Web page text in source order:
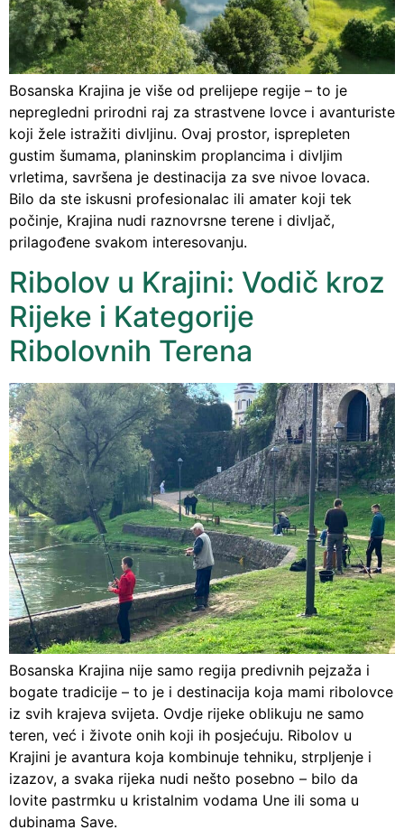
Bosanska Krajina je više od prelijepe regije – to je
nepregledni prirodni raj za strastvene lovce i avanturiste
koji žele istražiti divljinu. Ovaj prostor, isprepleten
gustim šumama, planinskim proplancima i divljim
vrletima, savršena je destinacija za sve nivoe lovaca.
Bilo da ste iskusni profesionalac ili amater koji tek
počinje, Krajina nudi raznovrsne terene i divljač,
prilagođene svakom interesovanju.
Ribolov u Krajini: Vodič kroz
Rijeke i Kategorije
Ribolovnih Terena
Bosanska Krajina nije samo regija predivnih pejzaža i
bogate tradicije – to je i destinacija koja mami ribolovce
iz svih krajeva svijeta. Ovdje rijeke oblikuju ne samo
teren, već i živote onih koji ih posjećuju. Ribolov u
Krajini je avantura koja kombinuje tehniku, strpljenje i
izazov, a svaka rijeka nudi nešto posebno – bilo da
lovite pastrmku u kristalnim vodama Une ili soma u
dubinama Save.